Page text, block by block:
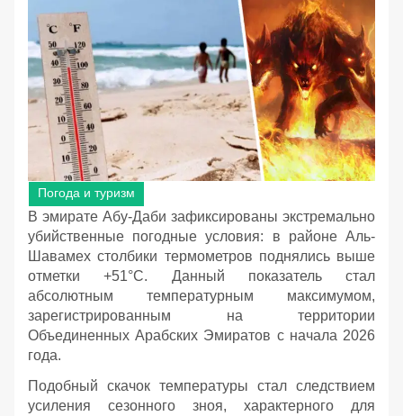
Погода и туризм
В эмирате Абу-Даби зафиксированы экстремально
убийственные погодные условия: в районе Аль-
Шавамех столбики термометров поднялись выше
отметки +51°C. Данный показатель стал
абсолютным температурным максимумом,
зарегистрированным на территории
Объединенных Арабских Эмиратов с начала 2026
года.
Подобный скачок температуры стал следствием
усиления сезонного зноя, характерного для